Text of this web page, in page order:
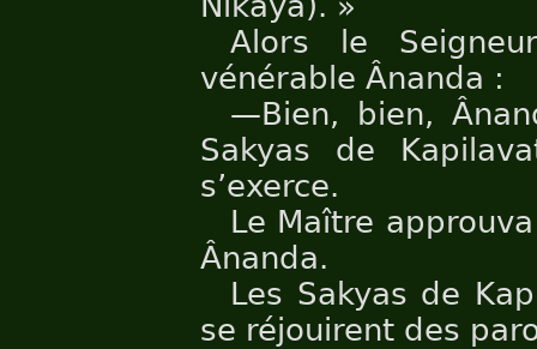
Alors le
vénérable Ânanda :
—Bien, bien,
Sakyas de
s’exerce.
Le Maître
Ânanda.
Les Sakyas de
se réjouirent des